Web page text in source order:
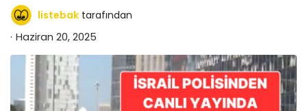
listebak tarafından
Haziran 20, 2025